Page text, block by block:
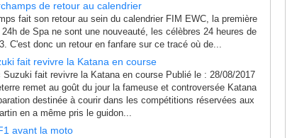
de retour au calendrier
fait son retour au sein du calendrier FIM EWC, la première
de Spa ne sont une nouveauté, les célèbres 24 heures de
C'est donc un retour en fanfare sur ce tracé où de...
fait revivre la Katana en course
Suzuki fait revivre la Katana en course Publié le : 28/08/2017
remet au goût du jour la fameuse et controversée Katana
destinée à courir dans les compétitions réservées aux
en a même pris le guidon...
avant la moto